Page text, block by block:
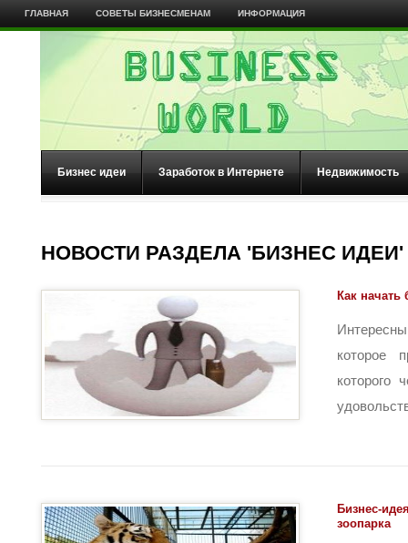
ГЛАВНАЯ СОВЕТЫ БИЗНЕСМЕНАМ ИНФОРМАЦИЯ
Бизнес идеи Заработок в Интернете Недвижимость
НОВОСТИ РАЗДЕЛА 'БИЗНЕС ИДЕИ'
Как начать
которое
которого
Бизнес-
зоопарка